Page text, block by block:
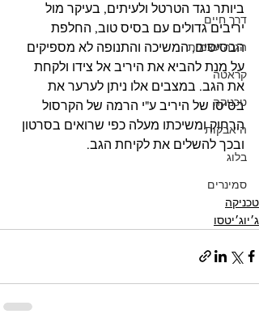
דרך חיים
הגנה עצמית
קראטה
טכניקה
היאבקות
בלוג
סמינרים
ביותר נגד הטרטל ולעיתים, בעיקר מול
יריבים גדולים עם בסיס טוב, החלפת
הבסיסים, המשיכה והתנופה לא מספיקים
על מנת להביא את היריב אל צידו ולקחת
את הגב. במצבים אלו ניתן לערער את
בסיסו של היריב ע"י הרמה של הקרסול
הרחוק ומשיכתו מעלה כפי שרואים בסרטון
ובכך להשלים את לקיחת הגב.
טכניקה
ג׳יוג׳יטסו